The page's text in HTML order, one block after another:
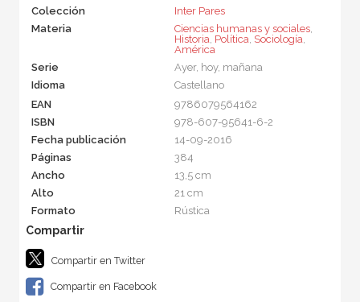
Colección
Inter Pares
Materia
Ciencias humanas y sociales,
Historia Política Sociología
América
Serie
Ayer, hoy, mañana
Idioma
Castellano
EAN
9786079564162
ISBN
978-607-95641-6-2
Fecha publicación
14-09-2016
Páginas
384
Ancho
13,5 cm
Alto
21 cm
Formato
Rústica
Compartir en Twitter
Compartir en Facebook